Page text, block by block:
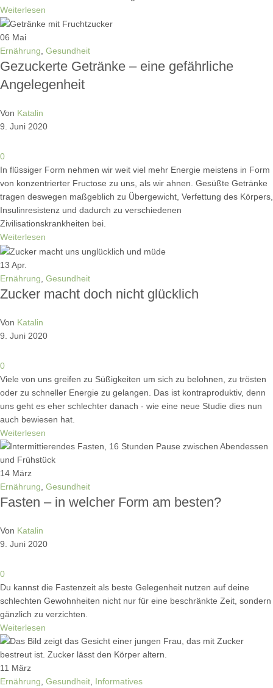
Weiterlesen
06 Mai
Ernährung, Gesundheit
Gezuckerte Getränke – eine gefährliche
Angelegenheit
Von Katalin
9. Juni 2020
0
In flüssiger Form nehmen wir weit viel mehr Energie meistens in Form
von konzentrierter Fructose zu uns, als wir ahnen. Gesüßte Getränke
tragen deswegen maßgeblich zu Übergewicht, Verfettung des Körpers,
Insulinresistenz und dadurch zu verschiedenen
Zivilisationskrankheiten bei.
Weiterlesen
13 Apr.
Ernährung Gesundheit
Zucker macht doch nicht glücklich
Von Katalin
9. Juni 2020
0
Viele von uns greifen zu Süßigkeiten um sich zu belohnen, zu trösten
oder zu schneller Energie zu gelangen. Das ist kontraproduktiv, denn
uns geht es eher schlechter danach - wie eine neue Studie dies nun
auch bewiesen hat.
Weiterlesen
14 März
Ernährung Gesundheit
Fasten – in welcher Form am besten?
Von Katalin
9. Juni 2020
0
Du kannst die Fastenzeit als beste Gelegenheit nutzen auf deine
schlechten Gewohnheiten nicht nur für eine beschränkte Zeit, sondern
gänzlich zu verzichten.
Weiterlesen
11 März
Ernährung Gesundheit Informatives